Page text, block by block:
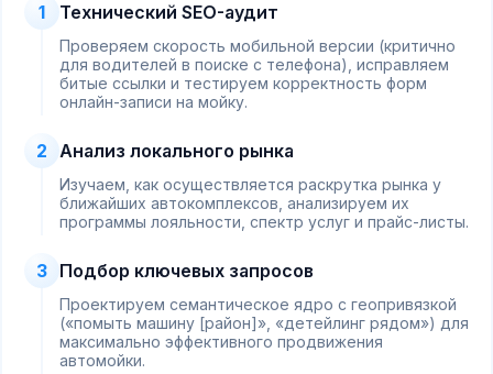
1 Технический SEO-аудит
Проверяем скорость мобильной версии (критично
для водителей в поиске с телефона), исправляем
битые ссылки и тестируем корректность форм
онлайн-записи на мойку.
2 Анализ локального рынка
Изучаем, как осуществляется раскрутка рынка у
ближайших автокомплексов, анализируем их
программы лояльности, спектр услуг и прайс-листы.
3 Подбор ключевых запросов
Проектируем семантическое ядро с геопривязкой
(«помыть машину [район]», «детейлинг рядом») для
максимально эффективного продвижения
автомойки.